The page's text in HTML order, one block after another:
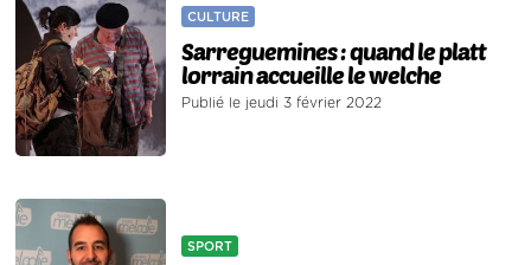
CULTURE
Sarreguemines : quand le platt
lorrain accueille le welche
Publié le jeudi 3 février 2022
SPORT